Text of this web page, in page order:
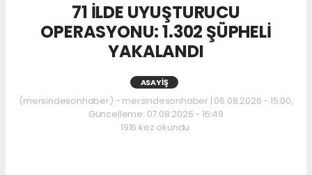
71 İLDE UYUŞTURUCU
OPERASYONU: 1.302 ŞÜPHELİ
YAKALANDI
ASAYIŞ
(mersindesonhaber) - mersindesonhaber | 06.08.2026 - 15:00,
Güncelleme: 07.08.2026 - 16:49
1916 kez okundu.